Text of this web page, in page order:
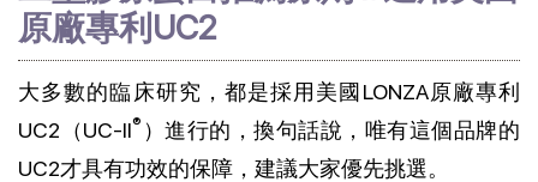
原廠專利UC2
大多數的臨床研究，都是採用美國LONZA原廠專利
UC2（UC-II® ）進行的，換句話說，唯有這個品牌的
UC2才具有功效的保障，建議大家優先挑選。